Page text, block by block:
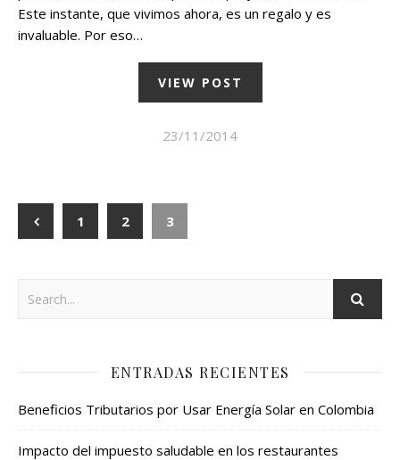
Este instante, que vivimos ahora, es un regalo y es
invaluable. Por eso…
VIEW POST
23/11/2014
1 2 3
ENTRADAS RECIENTES
Beneficios Tributarios por Usar Energía Solar en Colombia
Impacto del impuesto saludable en los restaurantes